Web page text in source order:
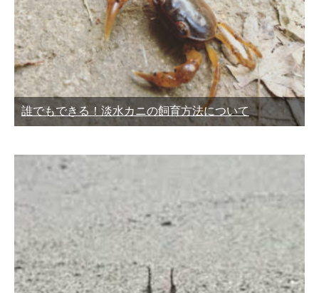
誰でもできる！淡水カニの飼育方法について